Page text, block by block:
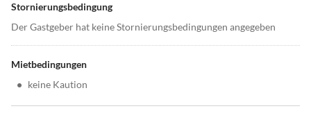
Stornierungsbedingung
Der Gastgeber hat keine Stornierungsbedingungen angegeben
Mietbedingungen
• keine Kaution